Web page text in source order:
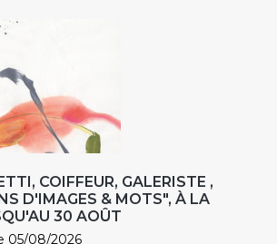
COIFFEUR, GALERISTE ,
D'IMAGES & MOTS", À LA
30 AOÛT
05/08/2026